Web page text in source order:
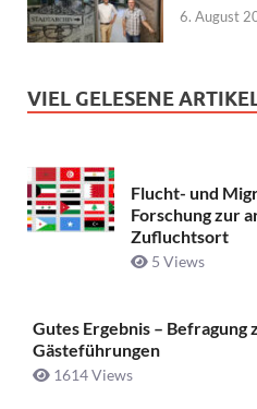
6. August
VIEL GELESENE
Flucht- und
Forschung zur
Zufluchtsort
5 Views
Gutes Ergebnis – Befragung
Gästeführungen
1614 Views